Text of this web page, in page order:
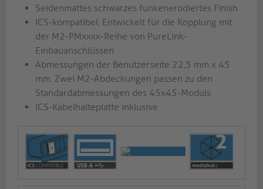
Seidenmattes schwarzes funkenerodiertes Finish
ICS-kompatibel. Entwickelt für die Kopplung mit
der M2-PMxxxx-Reihe von PureLink-
Einbauanschlüssen
Abmessungen der Benutzerseite 22,5 mm x 45
mm. Zwei M2-Abdeckungen passen zu den
Standardabmessungen des 45x45-Moduls
ICS-Kabelhalteplatte inklusive